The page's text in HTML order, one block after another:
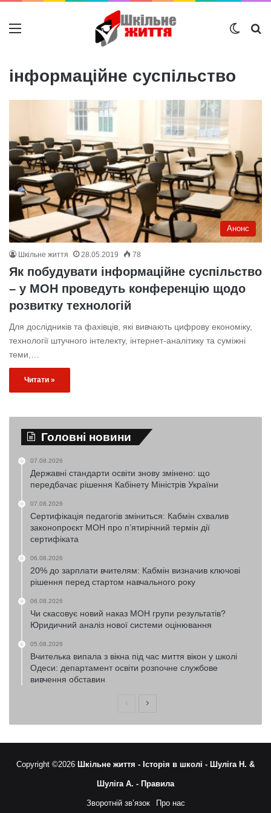
Меню
інформаційне суспільство
Анонс
Шкільне життя 28.05.2019 78
Як побудувати інформаційне суспільство
– у МОН проведуть конференцію щодо
розвитку технологій
Для дослідників та фахівців, які вивчають цифрову економіку,
технології штучного інтелекту, інтернет-аналітику та суміжні
теми,…
Читати »
Головні новини
07.08.2026
Державні стандарти освіти знову змінено: що
передбачає рішення Кабінету Міністрів України
07.08.2026
Сертифікація педагогів зміниться: Кабмін схвалив
законопроєкт МОН про п’ятирічний термін дії
сертифіката
06.08.2026
20% до зарплати вчителям: Кабмін визначив ключові
рішення перед стартом навчального року
06.08.2026
Чи скасовує новий наказ МОН групи результатів?
Юридичний аналіз нової системи оцінювання
05.08.2026
Вчителька випала з вікна під час миття вікон у школі
Одеси: департамент освіти розпочне службове
вивчення обставин
ПопередняНаступна
Copyright ©2026 Шкільне життя - Історія в школі - Шуліга Н. &
Шуліга А. - Правила
Зворотній зв’язок Про нас